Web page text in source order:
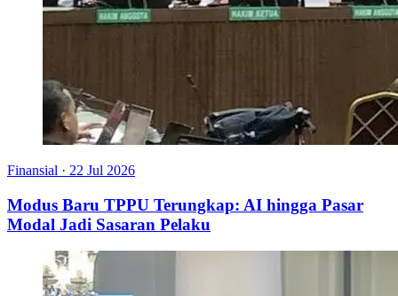
Finansial · 22 Jul 2026
Modus Baru TPPU Terungkap: AI hingga Pasar
Modal Jadi Sasaran Pelaku